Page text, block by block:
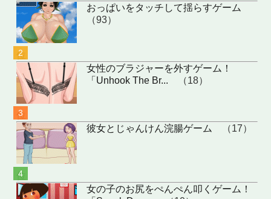
おっぱいをタッチして揺らすゲーム
（93）
位
女性のブラジャーを外すゲーム！
「Unhook The Br... （18）
位
彼女とじゃんけん浣腸ゲーム
（17）
位
女の子のお尻をぺんぺん叩くゲーム！